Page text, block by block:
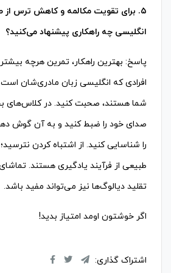
۵. برای تقویت مکالمه و کاهش ترس
انگلیسی چه راهکاری پیشنهاد می‌کنید؟
پاسخ: بهترین راهکار، تمرین هرچه
افرادی که انگلیسی زبان مادری‌شان است
شما هستند، صحبت کنید. در کلاس‌های
صدای خود را ضبط کنید و به آن گوش
را شناسایی کنید. از اشتباه کردن
طبیعی از فرآیند یادگیری هستند.
تقلید دیالوگ‌ها نیز می‌تواند مفید باشد.
اگر خوشتون اومد امتیاز بدید!
اشتراک گذاری: